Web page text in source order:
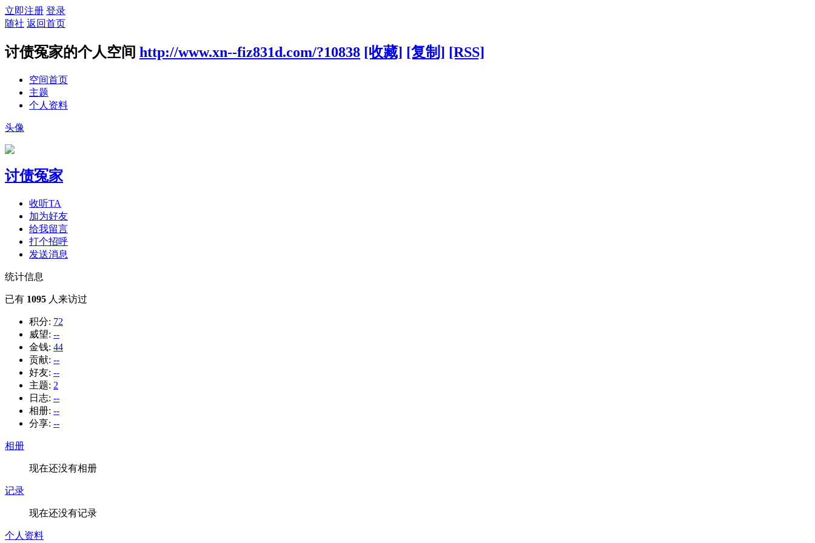
立即注册 登录
随社 返回首页
讨债冤家的个人空间 http://www.xn--fiz831d.com/?10838 [收藏] [复制] [RSS]
空间首页
主题
个人资料
头像
讨债冤家
收听TA
加为好友
给我留言
打个招呼
发送消息
统计信息
已有 1095 人来访过
积分: 72
威望: --
金钱: 44
贡献: --
好友: --
主题: 2
日志: --
相册: --
分享: --
相册
现在还没有相册
记录
现在还没有记录
个人资料